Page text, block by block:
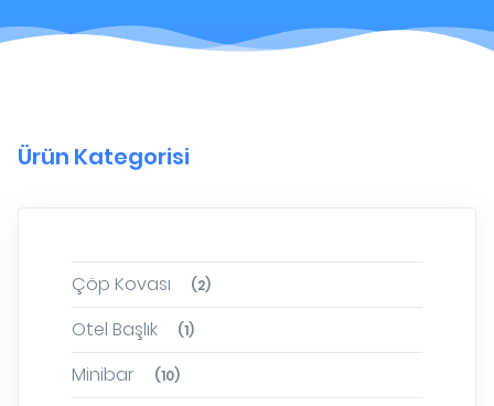
Ürün Kategorisi
Çöp Kovası (2)
Otel Başlık (1)
Minibar (10)